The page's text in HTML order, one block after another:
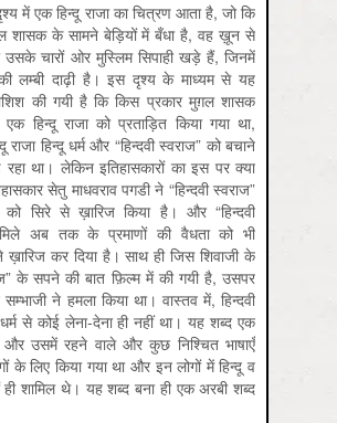
में एक हिन्दू राजा का चित्रण आता है, जो कि
शासक के सामने बेड़ियों में बँधा है, वह ख़ून से
चारों ओर मुस्लिम सिपाही खड़े हैं, जिनमें
लम्बी दाढ़ी है। इस दृश्य के माध्यम से यह
की गयी है कि किस प्रकार मुग़ल शासक
एक हिन्दू राजा को प्रताड़ित किया गया था,
राजा हिन्दू धर्म और “हिन्दवी स्वराज” को बचाने
था। लेकिन इतिहासकारों का इस पर क्या
सेतु माधवराव पगडी ने “हिन्दवी स्वराज”
को सिरे से ख़ारिज किया है। और “हिन्दवी
अब तक के प्रमाणों की वैधता को भी
ख़ारिज कर दिया है। साथ ही जिस शिवाजी के
के सपने की बात फ़िल्म में की गयी है, उसपर
ने हमला किया था। वास्तव में, हिन्दवी
से कोई लेना-देना ही नहीं था। यह शब्द एक
और उसमें रहने वाले और कुछ निश्चित भाषाएँ
के लिए किया गया था और इन लोगों में हिन्दू व
ही शामिल थे। यह शब्द बना ही एक अरबी शब्द